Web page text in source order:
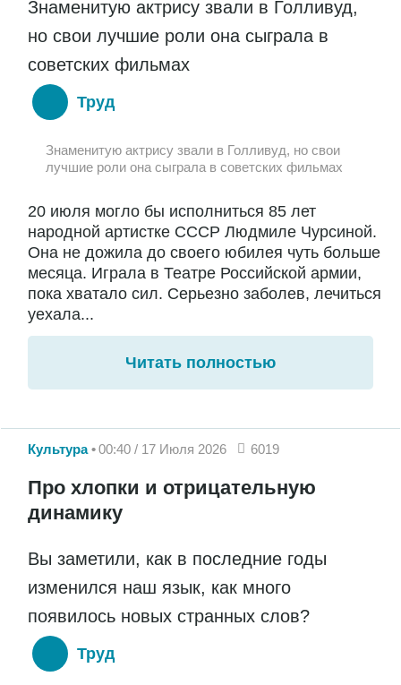
Знаменитую актрису звали в Голливуд,
но свои лучшие роли она сыграла в
советских фильмах
Труд
Знаменитую актрису звали в Голливуд, но свои
лучшие роли она сыграла в советских фильмах
20 июля могло бы исполниться 85 лет
народной артистке СССР Людмиле Чурсиной.
Она не дожила до своего юбилея чуть больше
месяца. Играла в Театре Российской армии,
пока хватало сил. Серьезно заболев, лечиться
уехала...
Читать полностью
Культура 00:40 / 17 Июля 2026 6019
Про хлопки и отрицательную
динамику
Вы заметили, как в последние годы
изменился наш язык, как много
появилось новых странных слов?
Труд